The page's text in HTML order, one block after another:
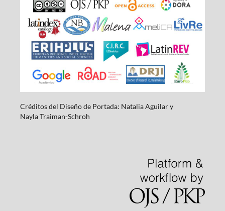
Créditos del Diseño de Portada: Natalia Aguilar y
NaylaTraiman-Schroh